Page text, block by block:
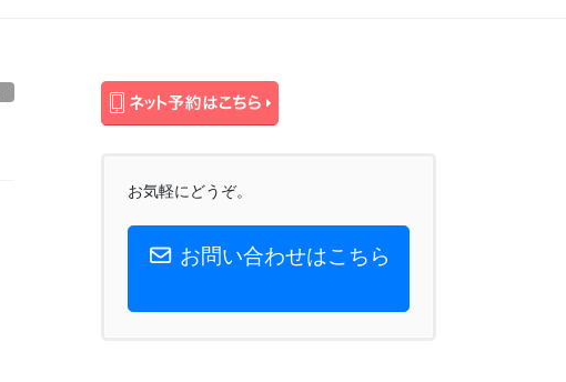
お気軽にどうぞ。
お問い合わせはこちら